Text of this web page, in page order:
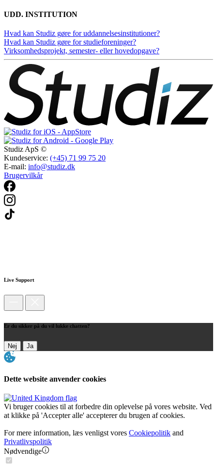
UDD. INSTITUTION
Hvad kan Studiz gøre for uddannelsesinstitutioner?
Hvad kan Studiz gøre for studieforeninger?
Virksomhedsprojekt, semester- eller hovedopgave?
Studiz ApS ©
Kundeservice: (+45) 71 99 75 20
E-mail: info@studiz.dk
Brugervilkår
Live Support
Er du sikker på du vil lukke chatten?
Nej Ja
Dette website anvender cookies
Vi bruger cookies til at forbedre din oplevelse på vores website. Ved
at klikke på 'Accepter alle' accepterer du brugen af cookies.
For mere information, læs venligst vores Cookiepolitik and
Privatlivspolitik
Nødvendige